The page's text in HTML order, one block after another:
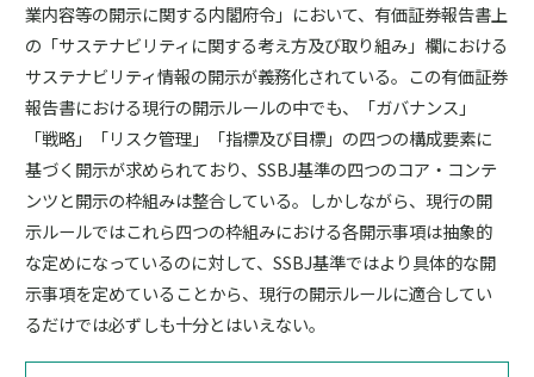
業内容等の開示に関する内閣府令」において、有価証券報告書上
の「サステナビリティに関する考え方及び取り組み」欄における
サステナビリティ情報の開示が義務化されている。この有価証券
報告書における現行の開示ルールの中でも、「ガバナンス」
「戦略」「リスク管理」「指標及び目標」の四つの構成要素に
基づく開示が求められており、SSBJ基準の四つのコア・コンテ
ンツと開示の枠組みは整合している。しかしながら、現行の開
示ルールではこれら四つの枠組みにおける各開示事項は抽象的
な定めになっているのに対して、SSBJ基準ではより具体的な開
示事項を定めていることから、現行の開示ルールに適合してい
るだけでは必ずしも十分とはいえない。